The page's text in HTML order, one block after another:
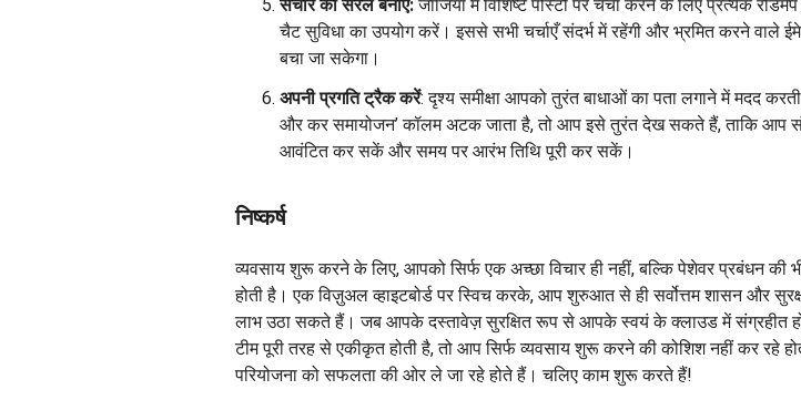
संचार को सरल बनाएँ:जॉर्जिया में विशिष्ट पोस्टों पर चर्चा करने के लिए प्रत्येक
चैट सुविधा का उपयोग करें। इससे सभी चर्चाएँ संदर्भ में रहेंगी और भ्रमित करने वाले
बचा जा सकेगा।
अपनी प्रगति ट्रैक करें: दृश्य समीक्षा आपको तुरंत बाधाओं का पता लगाने में मदद करती
और कर समायोजन’ कॉलम अटक जाता है, तो आप इसे तुरंत देख सकते हैं, ताकि आप
आवंटित कर सकें और समय पर आरंभ तिथि पूरी कर सकें।
निष्कर्ष
व्यवसाय शुरू करने के लिए, आपको सिर्फ एक अच्छा विचार ही नहीं, बल्कि पेशेवर प्रबंधन की
होती है। एक विज़ुअल व्हाइटबोर्ड पर स्विच करके, आप शुरुआत से ही सर्वोत्तम शासन और
लाभ उठा सकते हैं। जब आपके दस्तावेज़ सुरक्षित रूप से आपके स्वयं के क्लाउड में संग्रहीत
टीम पूरी तरह से एकीकृत होती है, तो आप सिर्फ व्यवसाय शुरू करने की कोशिश नहीं कर रहे
परियोजना को सफलता की ओर ले जा रहे होते हैं। चलिए काम शुरू करते हैं!